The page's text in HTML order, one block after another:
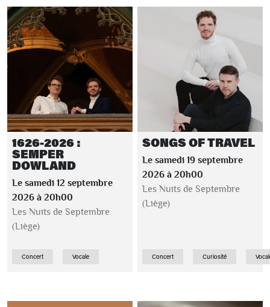
1626-2026 :
SEMPER
DOWLAND
Le samedi 12 septembre
2026 à 20h00
Les Nuits de Septembre
(Liège)
Concert Vocale
SONGS OF TRAVEL
Le samedi 19 septembre
2026 à 20h00
Les Nuits de Septembre
(Liège)
Concert Curiosité